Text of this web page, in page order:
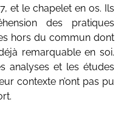
et le chapelet en os. Ils
des pratiques
hors du commun dont
remarquable en soi.
analyses et les études
contexte n’ont pas pu